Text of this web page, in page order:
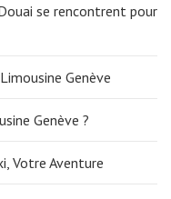
se rencontrent pour
Genève
Genève ?
Votre Aventure